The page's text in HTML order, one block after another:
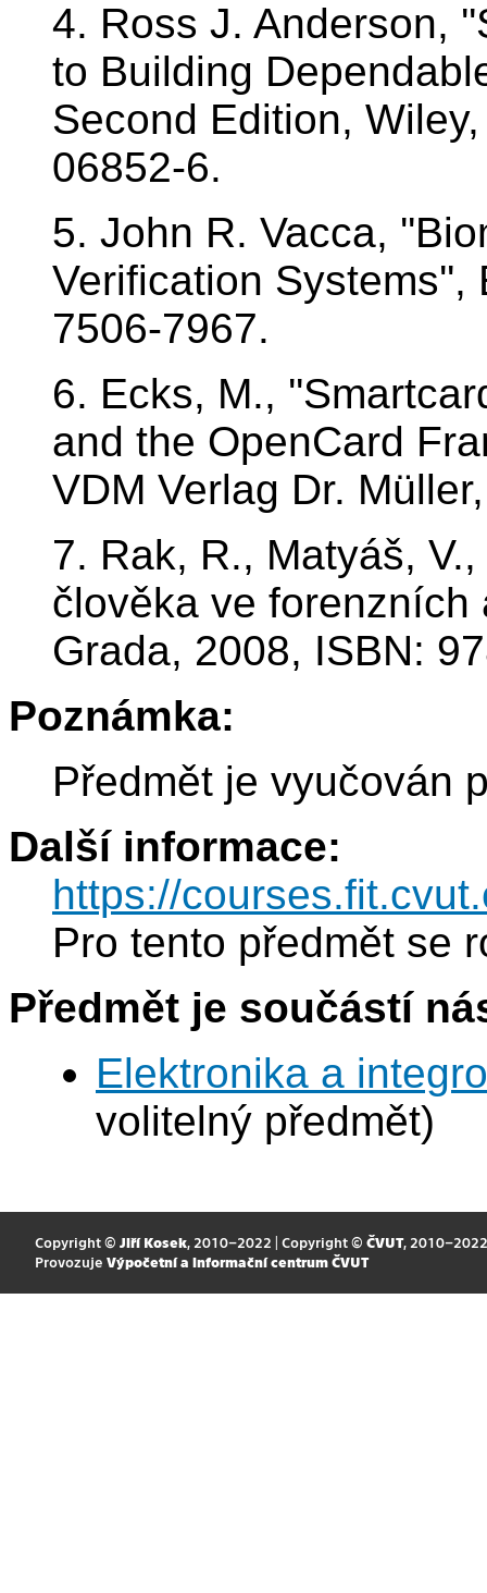
4. Ross J. Anderson,
to Building
Second Edition,
06852-6.
5. John R. Vacca,
Verification Systems'',
7506-7967.
6. Ecks, M.,
and the OpenCard
VDM Verlag Dr.
7. Rak, R., Matyáš,
člověka ve
Grada, 2008, ISBN:
Poznámka:
Předmět je vyučován
Další informace:
https://
Pro tento předmět se
Předmět je součástí
Elektronika a
volitelný předmět)
Copyright © Jiří Kosek, 2010–2022 | Copyright © ČVUT, 2010–2022
Provozuje Výpočetní a informační centrum ČVUT